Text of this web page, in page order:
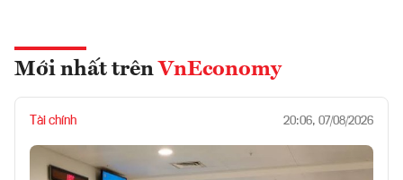
Mới nhất trên VnEconomy
Tài chính 20:06, 07/08/2026